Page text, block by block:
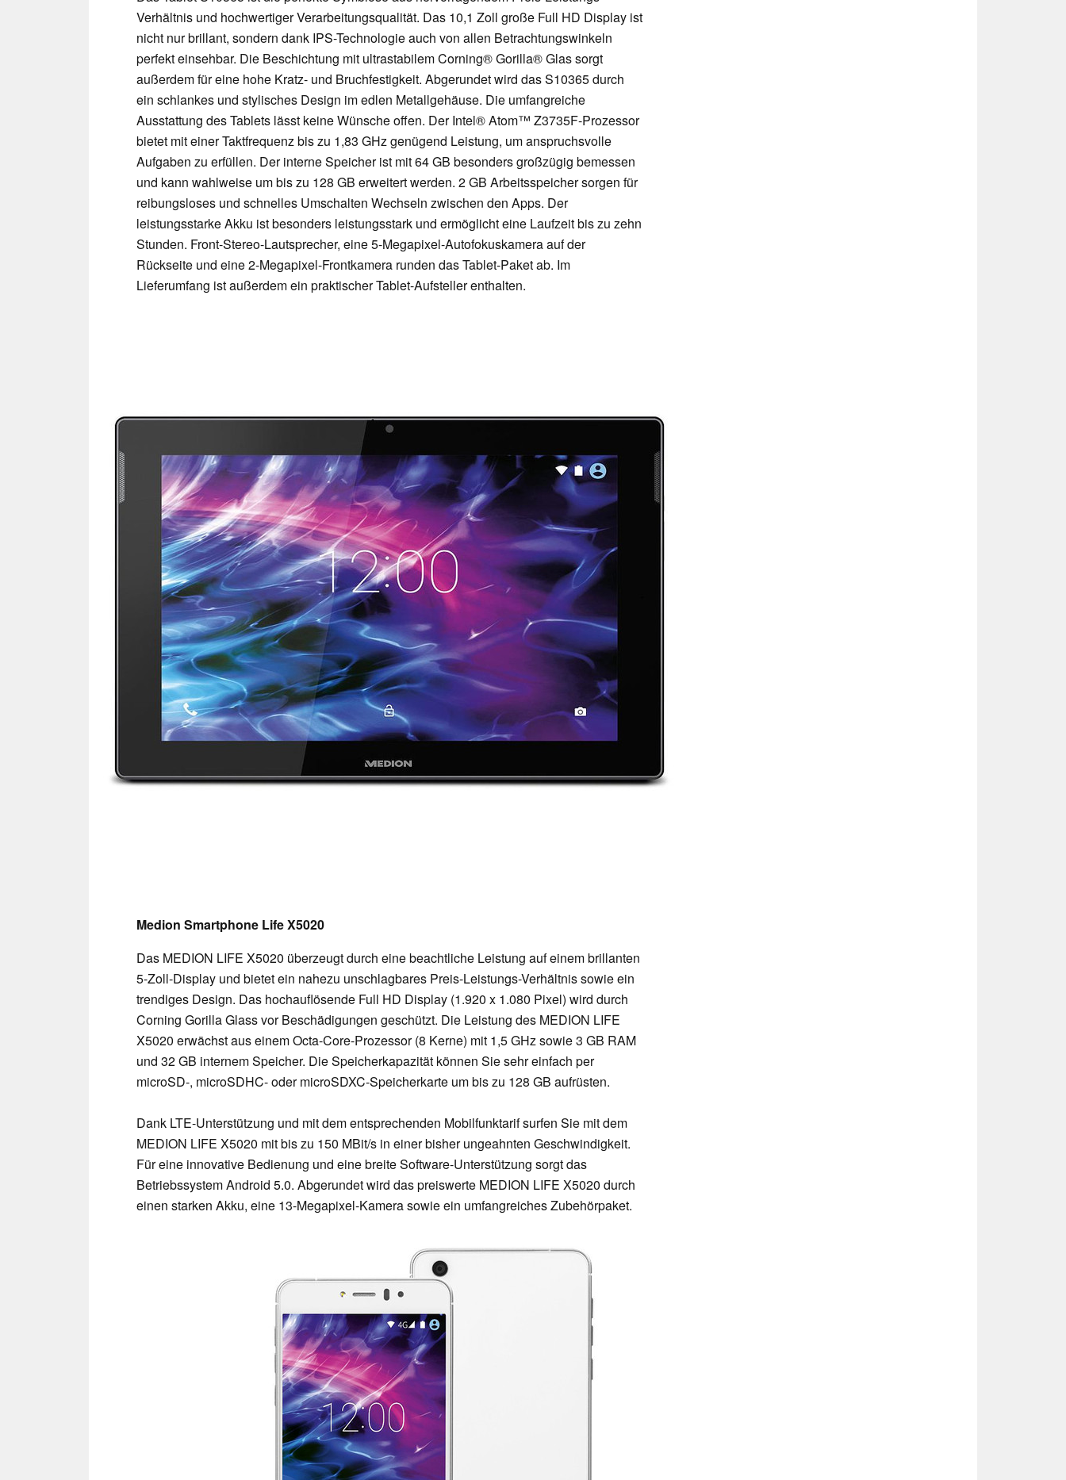
Verhältnis und hochwertiger Verarbeitungsqualität. Das 10,1 Zoll große Full HD Display ist
nicht nur brillant, sondern dank IPS-Technologie auch von allen Betrachtungswinkeln
perfekt einsehbar. Die Beschichtung mit ultrastabilem Corning® Gorilla® Glas sorgt
außerdem für eine hohe Kratz- und Bruchfestigkeit. Abgerundet wird das S10365 durch
ein schlankes und stylisches Design im edlen Metallgehäuse. Die umfangreiche
Ausstattung des Tablets lässt keine Wünsche offen. Der Intel® Atom™ Z3735F-Prozessor
bietet mit einer Taktfrequenz bis zu 1,83 GHz genügend Leistung, um anspruchsvolle
Aufgaben zu erfüllen. Der interne Speicher ist mit 64 GB besonders großzügig bemessen
und kann wahlweise um bis zu 128 GB erweitert werden. 2 GB Arbeitsspeicher sorgen für
reibungsloses und schnelles Umschalten Wechseln zwischen den Apps. Der
leistungsstarke Akku ist besonders leistungsstark und ermöglicht eine Laufzeit bis zu zehn
Stunden. Front-Stereo-Lautsprecher, eine 5-Megapixel-Autofokuskamera auf der
Rückseite und eine 2-Megapixel-Frontkamera runden das Tablet-Paket ab. Im
Lieferumfang ist außerdem ein praktischer Tablet-Aufsteller enthalten.
Medion Smartphone Life X5020
Das MEDION LIFE X5020 überzeugt durch eine beachtliche Leistung auf einem brillanten
5-Zoll-Display und bietet ein nahezu unschlagbares Preis-Leistungs-Verhältnis sowie ein
trendiges Design. Das hochauflösende Full HD Display (1.920 x 1.080 Pixel) wird durch
Corning Gorilla Glass vor Beschädigungen geschützt. Die Leistung des MEDION LIFE
X5020 erwächst aus einem Octa-Core-Prozessor (8 Kerne) mit 1,5 GHz sowie 3 GB RAM
und 32 GB internem Speicher. Die Speicherkapazität können Sie sehr einfach per
microSD-, microSDHC- oder microSDXC-Speicherkarte um bis zu 128 GB aufrüsten.
Dank LTE-Unterstützung und mit dem entsprechenden Mobilfunktarif surfen Sie mit dem
MEDION LIFE X5020 mit bis zu 150 MBit/s in einer bisher ungeahnten Geschwindigkeit.
Für eine innovative Bedienung und eine breite Software-Unterstützung sorgt das
Betriebssystem Android 5.0. Abgerundet wird das preiswerte MEDION LIFE X5020 durch
einen starken Akku, eine 13-Megapixel-Kamera sowie ein umfangreiches Zubehörpaket.